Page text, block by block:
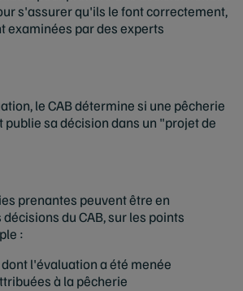
s'assurer qu'ils le font correctement,
examinées par des experts
le CAB détermine si une pêcherie
sa décision dans un "projet de
prenantes peuvent être en
du CAB, sur les points
:
l'évaluation a été menée
à la pêcherie